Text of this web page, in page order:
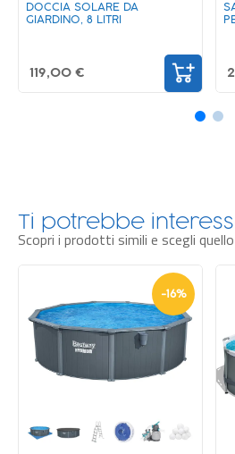
SABBIA DI VETRO DA 25 KG
PER POMPA FILTRO PISCINA
26,90 €
Ti potrebbe
Scopri i prodotti simili e scegli
-16%